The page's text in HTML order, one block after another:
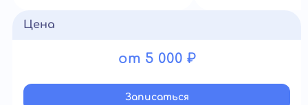
Цена
от 5 000 ₽
Записатьcя